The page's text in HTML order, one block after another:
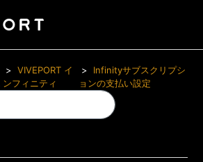
VIVEPORT イ
ンフィニティ
Infinityサブスクリプシ
ョンの支払い設定